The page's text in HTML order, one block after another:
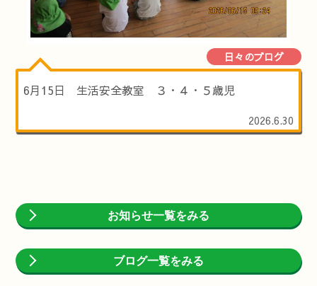
日々のブログ
6月15日 生活安全教室 ３・４・５歳児
2026.6.30
お知らせ一覧をみる
ブログ一覧をみる